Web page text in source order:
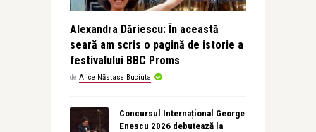
Alexandra Dăriescu: În această
seară am scris o pagină de istorie a
festivalului BBC Proms
de Alice Năstase Buciuta
Concursul Internațional George
Enescu 2026 debutează la